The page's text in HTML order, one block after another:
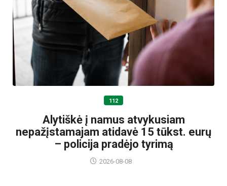
112
Alytiškė į namus atvykusiam
nepažįstamajam atidavė 15 tūkst. eurų
– policija pradėjo tyrimą
2026-08-08